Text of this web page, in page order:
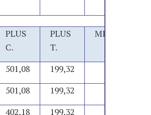
PLUS
C.
PLUS
T.
MENSUAL
501,08 199,32
501,08 199,32
402,18 199,32